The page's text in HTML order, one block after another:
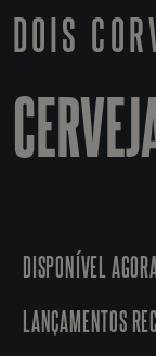
DOIS
DISPONÍVEL
LANÇAMENTOS